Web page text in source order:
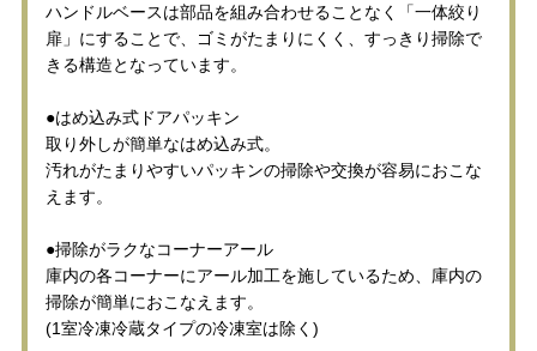
ハンドルベースは部品を組み合わせることなく「一体絞り
扉」にすることで、ゴミがたまりにくく、すっきり掃除で
きる構造となっています。
●はめ込み式ドアパッキン
取り外しが簡単なはめ込み式。
汚れがたまりやすいパッキンの掃除や交換が容易におこな
えます。
●掃除がラクなコーナーアール
庫内の各コーナーにアール加工を施しているため、庫内の
掃除が簡単におこなえます。
(1室冷凍冷蔵タイプの冷凍室は除く)